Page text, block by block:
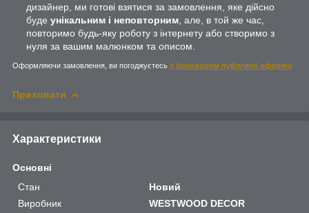
дизайнер, ми готові взятися за замовлення, яке дійсно
буде унікальним і неповторним , але, в той же час,
повторимо будь-яку роботу з інтернету або створимо з
нуля за вашим малюнком та описом.
Оформляючи замовлення, ви погоджуєтесь з договором публічної оферти
Приховати
Характеристики
Основні
Стан
Новий
Виробник
WESTWOOD DECOR